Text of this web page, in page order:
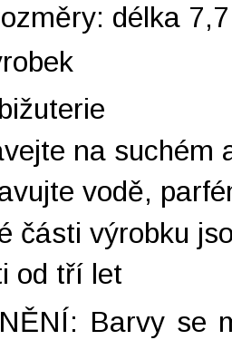
délka
na suchém
vodě,
části výrobku
od tří let
Barvy se